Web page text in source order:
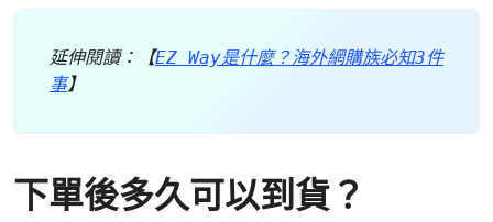
延伸閱讀：【EZ Way是什麼？海外網購族必知3件
事】
下單後多久可以到貨？